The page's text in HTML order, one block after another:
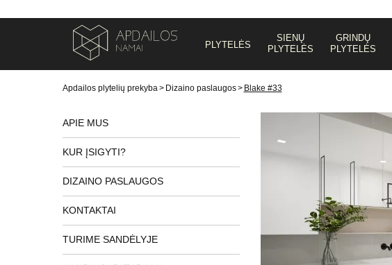
PLYTELĖS
SIENŲ
PLYTELĖS
GRINDŲ
PLYTELĖS
Apdailos plytelių prekyba > Dizaino paslaugos> Blake #33
APIE MUS
KUR ĮSIGYTI?
DIZAINO PASLAUGOS
KONTAKTAI
TURIME SANDĖLYJE